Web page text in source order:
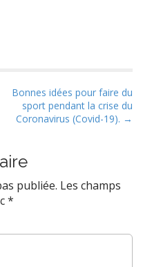
Bonnes idées pour faire du
sport pendant la crise du
Coronavirus (Covid-19). →
publiée. Les champs
*